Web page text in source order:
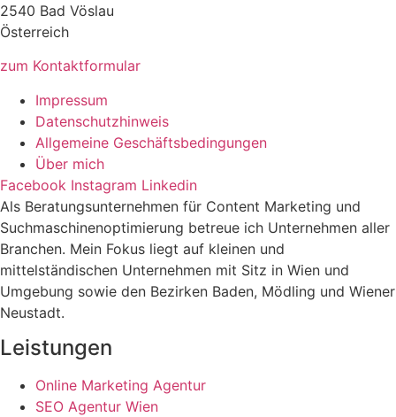
2540 Bad Vöslau
Österreich
zum Kontaktformular
Impressum
Datenschutzhinweis
Allgemeine Geschäftsbedingungen
Über mich
Facebook Instagram Linkedin
Als Beratungsunternehmen für Content Marketing und
Suchmaschinenoptimierung betreue ich Unternehmen aller
Branchen. Mein Fokus liegt auf kleinen und
mittelständischen Unternehmen mit Sitz in Wien und
Umgebung sowie den Bezirken Baden, Mödling und Wiener
Neustadt.
Leistungen
Online Marketing Agentur
SEO Agentur Wien